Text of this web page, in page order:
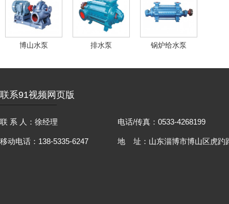
博山水泵 排水泵 锅炉给水泵
联系91视频网页版
联 系 人：徐经理
移动电话：138-5335-6247
电话/传真：0533-4268199
地 址：山东淄博市博山区虎趵